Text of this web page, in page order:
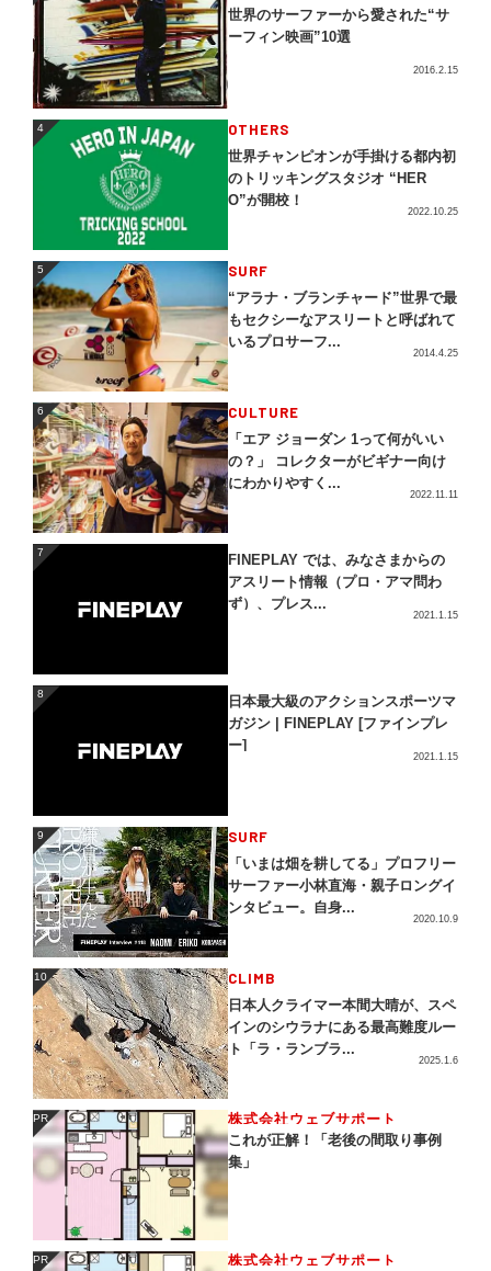
世界のサーファーから愛された“サ
ーフィン映画”10選
2016.2.15
4 OTHERS
世界チャンピオンが手掛ける都内初
のトリッキングスタジオ “HER
O”が開校！
2022.10.25
5 SURF
“アラナ・ブランチャード”世界で最
もセクシーなアスリートと呼ばれて
いるプロサーフ...
2014.4.25
6 CULTURE
「エア ジョーダン 1って何がいい
の？」 コレクターがビギナー向け
にわかりやすく...
2022.11.11
7
FINEPLAY では、みなさまからの
アスリート情報（プロ・アマ問わ
ず）、プレス...
2021.1.15
8
日本最大級のアクションスポーツマ
ガジン | FINEPLAY [ファインプレ
ー]
2021.1.15
9 SURF
「いまは畑を耕してる」プロフリー
サーファー小林直海・親子ロングイ
ンタビュー。自身...
2020.10.9
10 CLIMB
日本人クライマー本間大晴が、スペ
インのシウラナにある最高難度ルー
ト「ラ・ランブラ...
2025.1.6
PR 株式会社ウェブサポート
これが正解！「老後の間取り事例
集」
PR 株式会社ウェブサポート